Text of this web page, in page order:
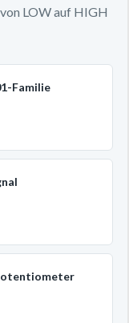
LOW auf HIGH
Familie